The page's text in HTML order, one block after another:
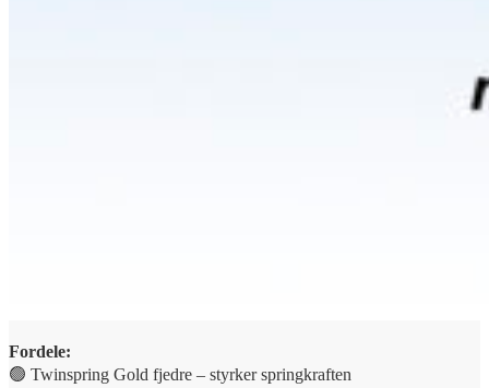
Fordele:
🟢 Twinspring Gold fjedre – styrker springkraften